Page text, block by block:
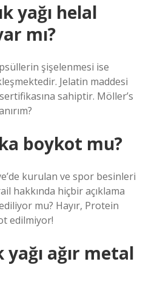
yağı helal
mı?
şişelenmesi ise
Jelatin maddesi
sahiptir. Möller’s
boykot mu?
kurulan ve spor besinleri
hakkında hiçbir açıklama
mu? Hayır, Protein
edilmiyor!
yağı ağır metal